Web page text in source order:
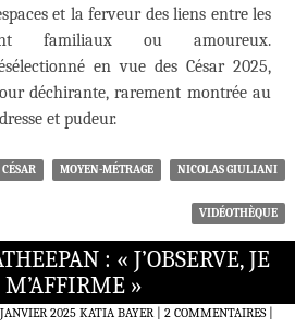
et la ferveur des liens entre les
familiaux ou amoureux.
en vue des César 2025,
déchirante, rarement montrée au
et pudeur.
CÉSAR MOYEN-MÉTRAGE NICOLAS GIULIANI
VIDÉOTHÈQUE
: « J’OBSERVE, JE
M’AFFIRME »
2025 KATIA BAYER 2 COMMENTAIRES|